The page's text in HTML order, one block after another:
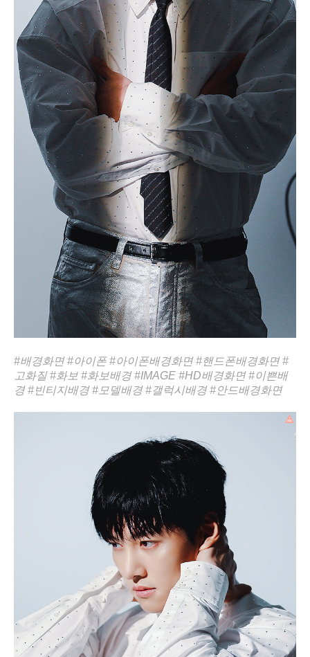
#배경화면 #아이폰 #아이폰배경화면 #핸드폰배경화면 #
고화질 #화보 #화보배경 #IMAGE #HD배경화면 #이쁜배
경 #빈티지배경 #모델배경 #갤럭시배경 #안드배경화면